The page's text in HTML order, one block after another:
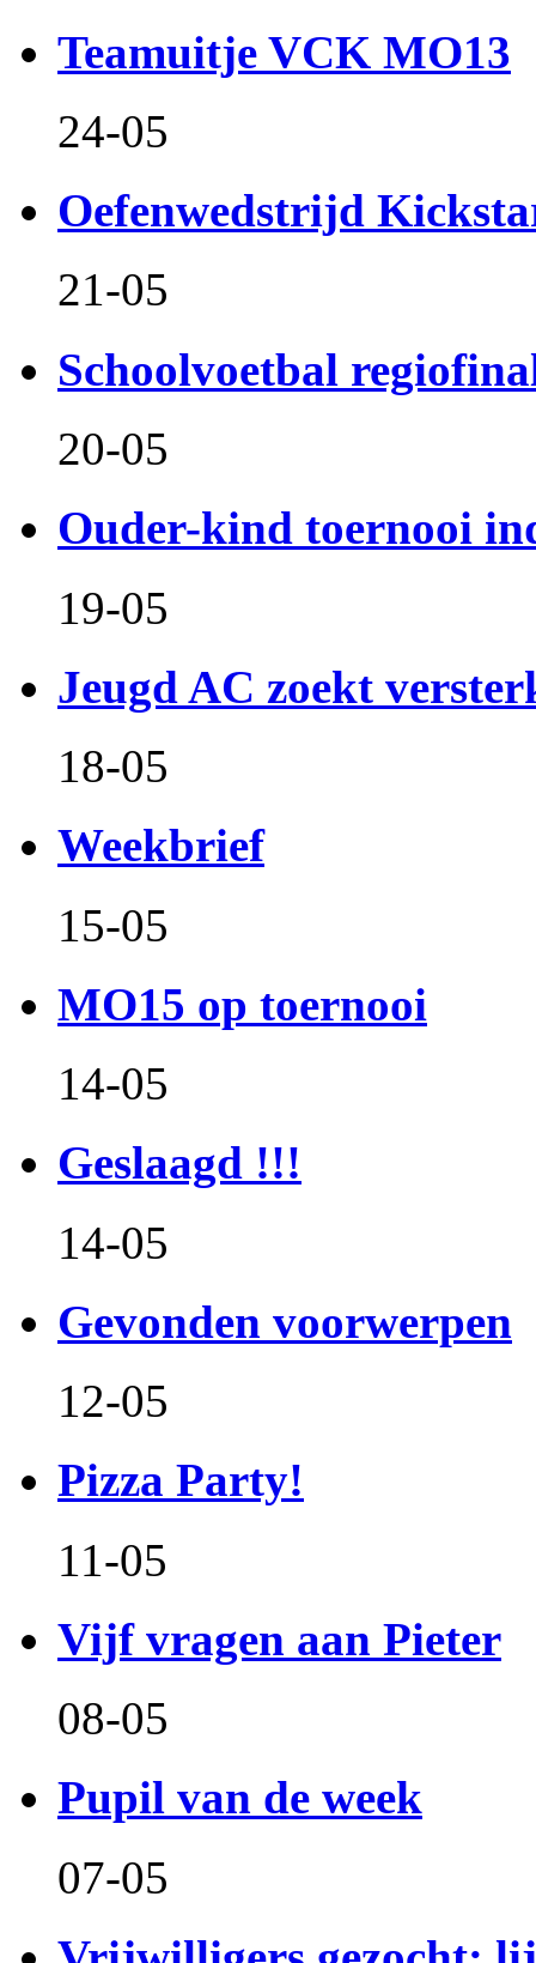
Teamuitje VCK MO13
24-05
Oefenwedstrijd
21-05
Schoolvoetbal
20-05
Ouder-kind toernooi
19-05
Jeugd AC zoekt
18-05
Weekbrief
15-05
MO15 op toernooi
14-05
Geslaagd !!!
14-05
Gevonden voorwerpen
12-05
Pizza Party!
11-05
Vijf vragen aan Pieter
08-05
Pupil van de week
07-05